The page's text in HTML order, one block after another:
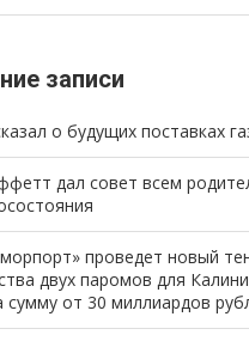
записи
о будущих поставках
дал совет всем
проведет новый
двух паромов для
сумму от 30 миллиардов